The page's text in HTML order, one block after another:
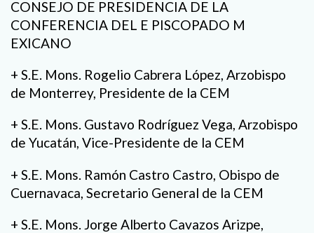
CONSEJO DE PRESIDENCIA DE LA
CONFERENCIA DEL E PISCOPADO M
EXICANO
+ S.E. Mons. Rogelio Cabrera López, Arzobispo
de Monterrey, Presidente de la CEM
+ S.E. Mons. Gustavo Rodríguez Vega, Arzobispo
de Yucatán, Vice-Presidente de la CEM
+ S.E. Mons. Ramón Castro Castro, Obispo de
Cuernavaca, Secretario General de la CEM
+ S.E. Mons. Jorge Alberto Cavazos Arizpe,